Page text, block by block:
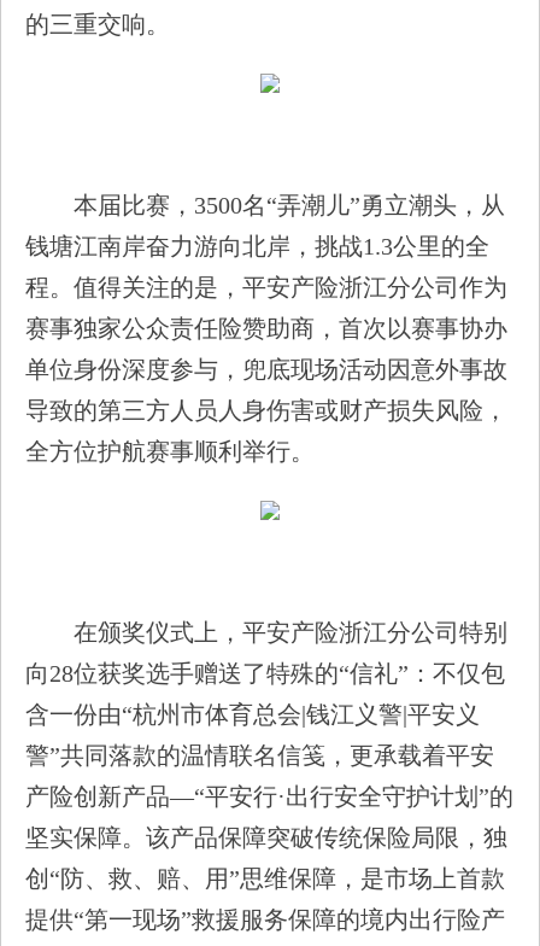
的三重交响。
本届比赛，3500名“弄潮儿”勇立潮头，从
钱塘江南岸奋力游向北岸，挑战1.3公里的全
程。值得关注的是，平安产险浙江分公司作为
赛事独家公众责任险赞助商，首次以赛事协办
单位身份深度参与，兜底现场活动因意外事故
导致的第三方人员人身伤害或财产损失风险，
全方位护航赛事顺利举行。
在颁奖仪式上，平安产险浙江分公司特别
向28位获奖选手赠送了特殊的“信礼”：不仅包
含一份由“杭州市体育总会|钱江义警|平安义
警”共同落款的温情联名信笺，更承载着平安
产险创新产品—“平安行·出行安全守护计划”的
坚实保障。该产品保障突破传统保险局限，独
创“防、救、赔、用”思维保障，是市场上首款
提供“第一现场”救援服务保障的境内出行险产